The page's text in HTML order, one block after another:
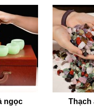
chủ cần lưu ý một số
các loại hóa chất tẩy
để phòng tránh sứt
với ánh nắng gắt trong
dầu mỡ, vì chúng có
ngọc Thạch